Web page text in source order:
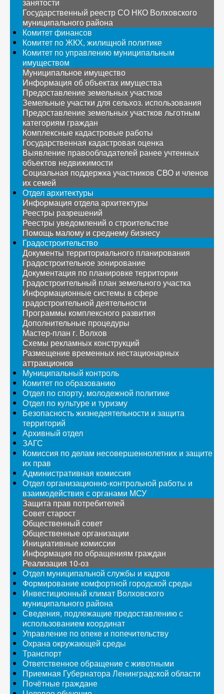
Государственный реестр СО НКО Волховского
муниципального района
Комитет финансов
Комитет по ЖКХ, жилищной политике
Комитет по управлению муниципальным
имуществом
Муниципальное имущество
Информация об объектах имущества
Предоставление земельных участков
Земельные участки для сельхоз. использования
Предоставление земельных участков льготным
категориям граждан
Комплексные кадастровые работы
Государственная кадастровая оценка
Выявление правообладателей ранее учтенных
объектов недвижимости
Социальная поддержка участников СВО и членов
их семей
Отдел архитектуры
Информация отдела архитектуры
Реестры разрешений
Реестры уведомлений о строительстве
Помощь малому и среднему бизнесу
Градостроительство
Документы территориального планирования
Градостроительное зонирование
Документация по планировке территории
Градостроительный план земельного участка
Информационные системы в сфере
градостроительной деятельности
Программы комплексного развития
Дополнительные процедуры
Мастер-план г. Волхов
Схемы рекламных конструкций
Размещение временных нестационарных
аттракционов
Муниципальный контроль
Комитет по образованию
Отдел по спорту, молодежной политике
Отдел по культуре и туризму
Безопасность жизнедеятельности и защита
территорий
Архивный отдел
ЗАГС
Комиссия по делам несовершеннолетних и защите
их прав
Административная комиссия
Отдел организационно-контрольной работы и
взаимодействия с органами МСУ
Защита прав потребителей
Совет старост
Общественный совет
Общественные организации
Инициативные комиссии
Информация по обращениям граждан
Реализация 10-оз
Отдел муниципальной службы и кадров
Формирование комфортной городской среды
Инвестиционный климат Волховского
муниципального района
Сведения, подлежащие предоставлению с
использованием координат
Управление по опеке и попечительству
Охрана окружающей среды
Транспорт
Ответственное обращение с животными
Приемная Губернатора Ленинградской области
Почётные граждане